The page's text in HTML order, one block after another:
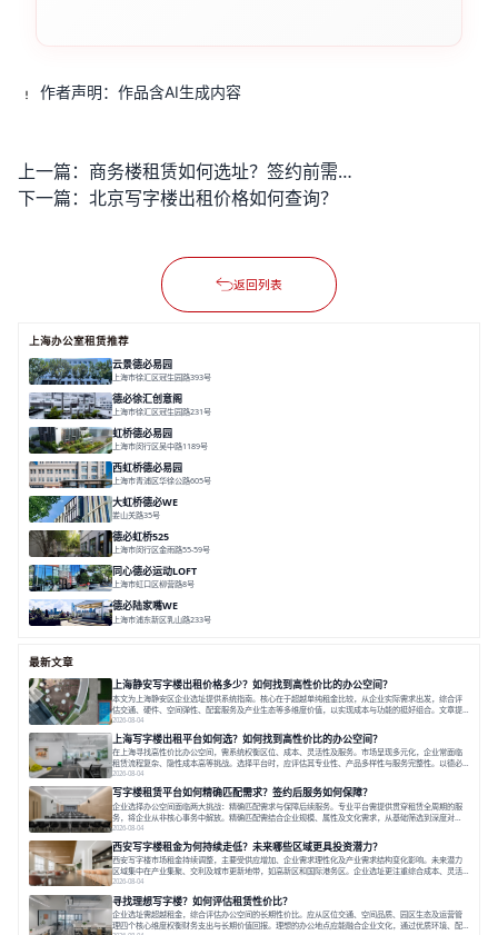
作者声明：作品含AI生成内容
上一篇：
商务楼租赁如何选址？签约前需注意哪些关键条款？
下一篇： 北京写字楼出租价格如何查询？
返回列表
上海办公室租赁推荐
云景德必易园
上海市徐汇区冠生园路393号
德必徐汇创意阁
上海市徐汇区冠生园路231号
虹桥德必易园
上海市闵行区吴中路1189号
西虹桥德必易园
上海市青浦区华徐公路605号
大虹桥德必WE
娄山关路35号
德必虹桥525
上海市闵行区金雨路55-59号
同心德必运动LOFT
上海市虹口区柳营路8号
德必陆家嘴WE
上海市浦东新区乳山路233号
最新文章
上海静安写字楼出租价格多少？如何找到高性价比的办公空间？
本文为上海静安区企业选址提供系统指南。核心在于超越单纯租金比较，从企业实际需求出发，综合评
估交通、硬件、空间弹性、配套服务及产业生态等多维度价值，以实现成本与功能的挺好组合。文章提
出打破固定工位思维，采用精装灵活空间与共享配套以提升性价比，并通过不同规模企业的实际案例加
以说明。之后指出，专业运营服务商提供的稳定环境、社群活动与产业集聚等增值服务，是很大化空间
价值、助力企业成长的关键。对于许多在
2026-08-04
上海写字楼出租平台如何选？如何找到高性价比的办公空间？
在上海寻找高性价比办公空间，需系统权衡区位、成本、灵活性及服务。市场呈现多元化，企业常面临
租赁流程复杂、隐性成本高等挑战。选择平台时，应评估其专业性、产品多样性与服务完整性。以德必
为例，其提供从空间到生态的解决方案，通过特色园区、灵活产品和丰富配套，满足不同企业需求。企
业应明确自身需求，实地考察，选择能支持长期发展、提升竞争力的办公空间。在上海寻找合适的办公
空间，对于企业行政负责人、中小企业主
2026-08-04
写字楼租赁平台如何精确匹配需求？签约后服务如何保障？
企业选择办公空间面临两大挑战：精确匹配需求与保障后续服务。专业平台需提供贯穿租赁全周期的服
务，将企业从非核心事务中解放。精确匹配需结合企业规模、属性及文化需求，从基础筛选到深度对
接；签约后则需构建覆盖硬件运维、共享配套及专业物业的全周期保障体系。德必集团通过标准化服务
与个性化运营结合，以全国布局和产业生态圈为企业提供稳定支持，体现了从信息撮合到深度服务的能
力转变。在为企业寻找办公空间的过程中，
2026-08-04
西安写字楼租金为何持续走低？未来哪些区域更具投资潜力？
西安写字楼市场租金持续调整，主要受供应增加、企业需求理性化及产业需求结构变化影响。未来潜力
区域集中在产业集聚、交利及城市更新地带，如高新区和国际港务区。企业选址更注重综合成本、灵活
性与员工体验，倾向于提供全包式服务的办公空间。专业运营方通过空间优化与社群服务，助力企业成
长，推动市场向多元化、高性价比方向发展。近年来，西安写字楼市场呈现出租金持续调整的态势，这
一现象引发了的广泛关注。作为西部重要
2026-08-04
寻找理想写字楼？如何评估租赁性价比？
企业选址需超越租金，综合评估办公空间的长期性价比。应从区位交通、空间品质、园区生态及运营管
理四个核心维度权衡财务支出与长期价值回报。理想的办公地点应能融合企业文化，通过优质环境、配